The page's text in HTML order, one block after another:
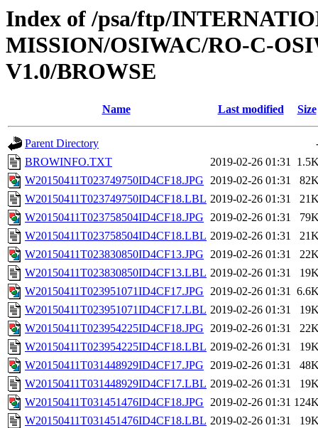
Index of /psa/ftp/
MISSION/OSIWAC/RO-C-
V1.0/BROWSE
Name Last modified Size
Parent Directory
BROWINFO.TXT
2019-02-26 01:31
W20150411T023749750ID4CF18.JPG 2019-02-26 01:31
W20150411T023749750ID4CF18.LBL 2019-02-26 01:31
W20150411T023758504ID4CF18.JPG 2019-02-26 01:31
W20150411T023758504ID4CF18.LBL 2019-02-26 01:31
W20150411T023830850ID4CF13.JPG 2019-02-26 01:31
W20150411T023830850ID4CF13.LBL 2019-02-26 01:31
W20150411T023951071ID4CF17.JPG 2019-02-26 01:31
W20150411T023951071ID4CF17.LBL 2019-02-26 01:31
W20150411T023954225ID4CF18.JPG 2019-02-26 01:31
W20150411T023954225ID4CF18.LBL 2019-02-26 01:31
W20150411T031448929ID4CF17.JPG 2019-02-26 01:31
W20150411T031448929ID4CF17.LBL 2019-02-26 01:31
W20150411T031451476ID4CF18.JPG 2019-02-26 01:31
W20150411T031451476ID4CF18.LBL 2019-02-26 01:31